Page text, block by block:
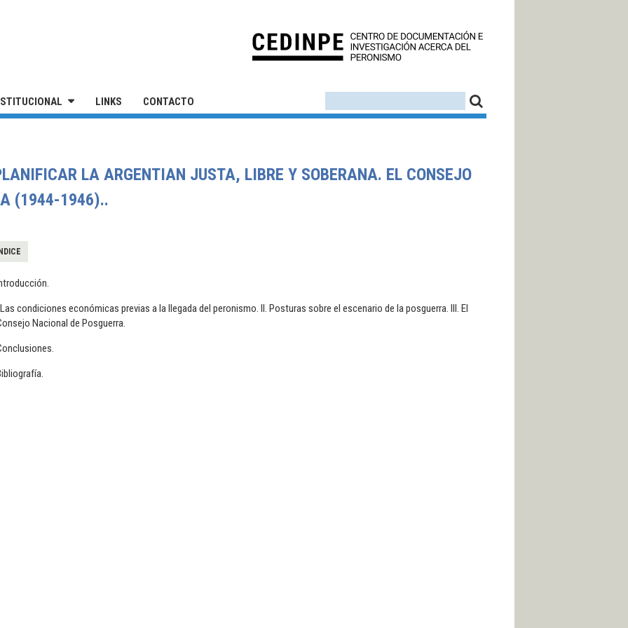
LINKS CONTACTO
LA ARGENTIAN JUSTA, LIBRE Y SOBERANA. EL CONSEJO
(1944-1946)..
condiciones económicas previas a la llegada del peronismo. II. Posturas sobre el escenario de la posguerra. III. El
Nacional de Posguerra.